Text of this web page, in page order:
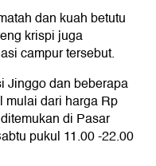
dan kuah betutu
krispi juga
campur tersebut.
Jinggo dan beberapa
mulai dari harga Rp
di Pasar
pukul 11.00 -22.00